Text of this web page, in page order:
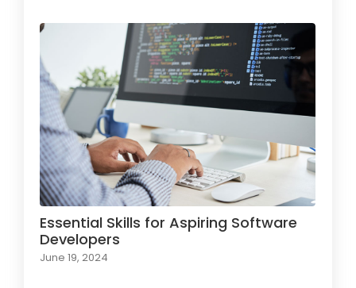
Essential Skills for Aspiring Software
Developers
June 19, 2024